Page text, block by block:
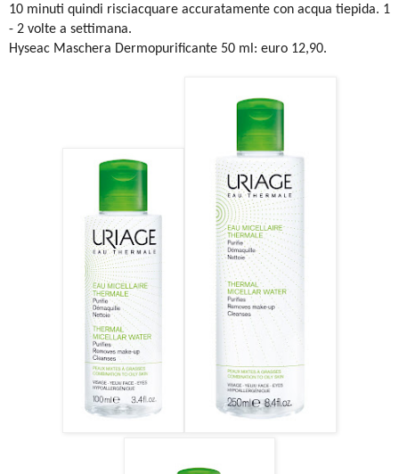
10 minuti quindi risciacquare accuratamente con acqua tiepida. 1
- 2 volte a settimana.
Hyseac Maschera Dermopurificante 50 ml: euro 12,90.